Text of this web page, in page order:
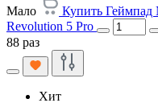
Мало
Купить Геймпад
Revolution 5 Pro
88 раз
Хит